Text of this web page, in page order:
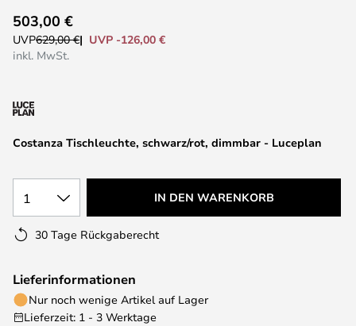
Anfang
der
Costanza Tischleuchte, schwarz/rot, dimmbar - Luceplan
503,00 €
UVP629,00 €
UVP -126,00 €
inkl. MwSt.
1 IN DEN WARENKORB
30 Tage Rückgaberecht
Lieferinformationen
Nur noch wenige Artikel auf Lager
Lieferzeit: 1 - 3 Werktage